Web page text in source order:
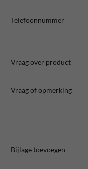
Telefoonnummer
Vraag over product
Vraag of opmerking
Bijlage toevoegen